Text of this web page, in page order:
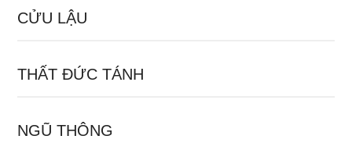
CỬU LẬU
THẤT ĐỨC TÁNH
NGŨ THÔNG